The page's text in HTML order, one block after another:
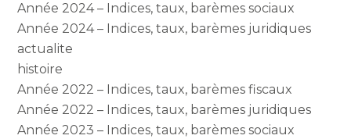
Année 2024 – Indices, taux, barèmes sociaux
Année 2024 – Indices, taux, barèmes juridiques
actualite
histoire
Année 2022 – Indices, taux, barèmes fiscaux
Année 2022 – Indices, taux, barèmes juridiques
Année 2023 – Indices, taux, barèmes sociaux